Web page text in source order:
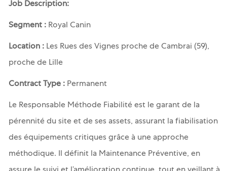
Job Description:
Segment : Royal Canin
Location : Les Rues des Vignes proche de Cambrai (59),
proche de Lille
Contract Type : Permanent
Le Responsable Méthode Fiabilité est le garant de la
pérennité du site et de ses assets, assurant la fiabilisation
des équipements critiques grâce à une approche
méthodique. Il définit la Maintenance Préventive, en